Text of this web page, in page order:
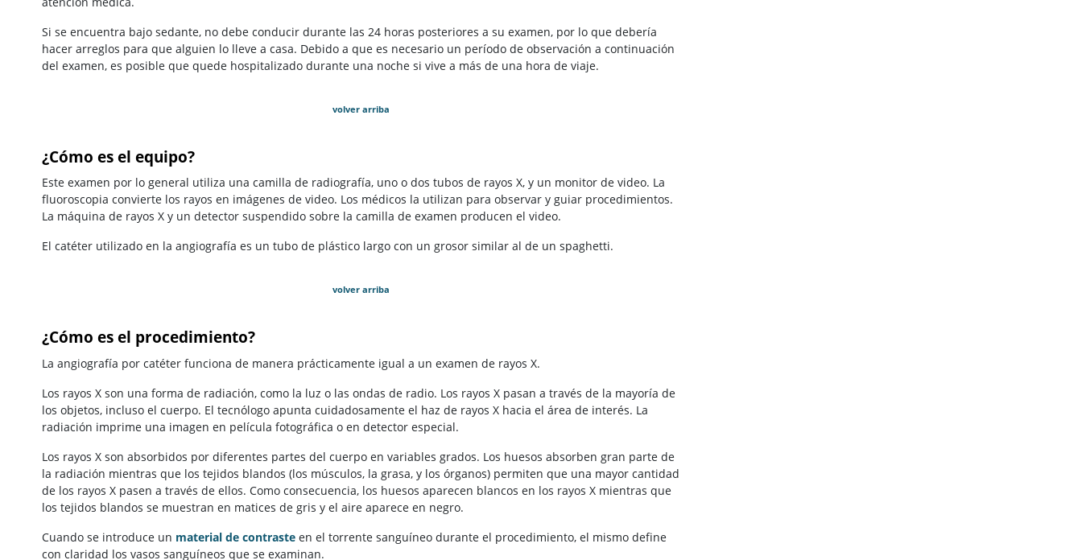
Si se encuentra bajo sedante, no debe conducir durante las 24 horas posteriores a su examen, por lo que debería
hacer arreglos para que alguien lo lleve a casa. Debido a que es necesario un período de observación a continuación
del examen, es posible que quede hospitalizado durante una noche si vive a más de una hora de viaje.
volver arriba
¿Cómo es el equipo?
Este examen por lo general utiliza una camilla de radiografía, uno o dos tubos de rayos X, y un monitor de video. La
fluoroscopia convierte los rayos en imágenes de video. Los médicos la utilizan para observar y guiar procedimientos.
La máquina de rayos X y un detector suspendido sobre la camilla de examen producen el video.
El catéter utilizado en la angiografía es un tubo de plástico largo con un grosor similar al de un spaghetti.
volver arriba
¿Cómo es el procedimiento?
La angiografía por catéter funciona de manera prácticamente igual a un examen de rayos X.
Los rayos X son una forma de radiación, como la luz o las ondas de radio. Los rayos X pasan a través de la mayoría de
los objetos, incluso el cuerpo. El tecnólogo apunta cuidadosamente el haz de rayos X hacia el área de interés. La
radiación imprime una imagen en película fotográfica o en detector especial.
Los rayos X son absorbidos por diferentes partes del cuerpo en variables grados. Los huesos absorben gran parte de
la radiación mientras que los tejidos blandos (los músculos, la grasa, y los órganos) permiten que una mayor cantidad
de los rayos X pasen a través de ellos. Como consecuencia, los huesos aparecen blancos en los rayos X mientras que
los tejidos blandos se muestran en matices de gris y el aire aparece en negro.
Cuando se introduce un material de contraste en el torrente sanguíneo durante el procedimiento, el mismo define
con claridad los vasos sanguíneos que se examinan.